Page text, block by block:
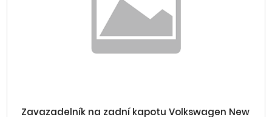
Zavazadelník na zadní kapotu Volkswagen New